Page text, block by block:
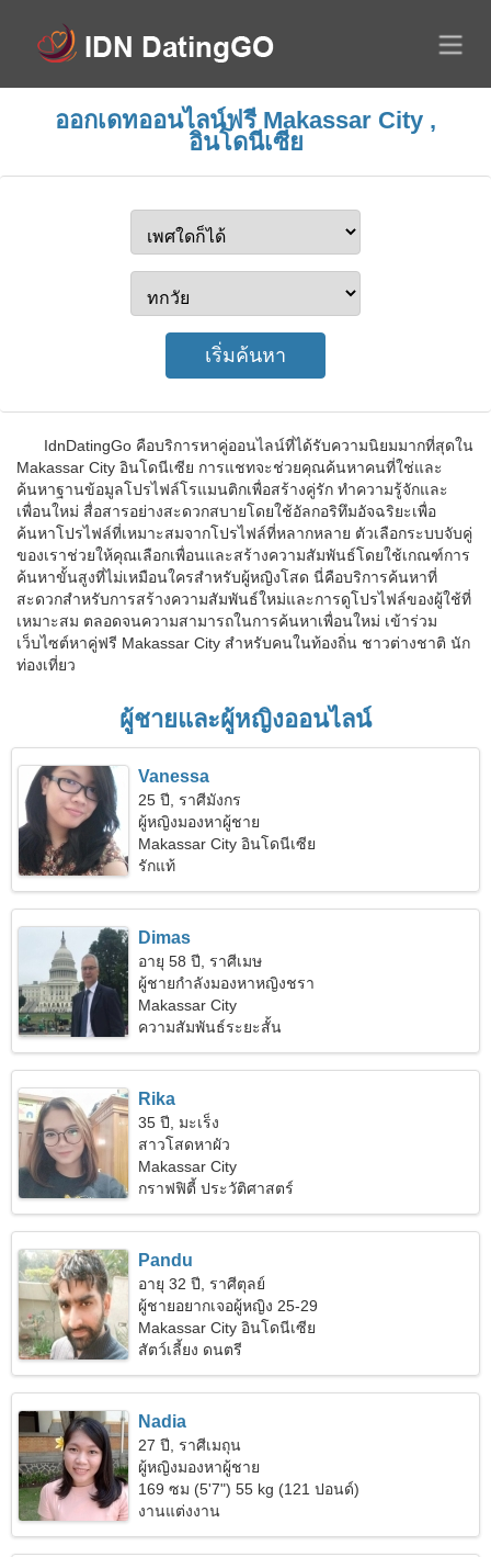
ออกเดทออนไลน์ฟรี Makassar City ,
อินโดนีเซีย
IdnDatingGo คือบริการหาคู่ออนไลน์ที่ได้รับความนิยมมากที่สุดใน
Makassar City อินโดนีเซีย การแชทจะช่วยคุณค้นหาคนที่ใช่และ
ค้นหาฐานข้อมูลโปรไฟล์โรแมนติกเพื่อสร้างคู่รัก ทำความรู้จักและ
เพื่อนใหม่ สื่อสารอย่างสะดวกสบายโดยใช้อัลกอริทึมอัจฉริยะเพื่อ
ค้นหาโปรไฟล์ที่เหมาะสมจากโปรไฟล์ที่หลากหลาย ตัวเลือกระบบจับคู่
ของเราช่วยให้คุณเลือกเพื่อนและสร้างความสัมพันธ์โดยใช้เกณฑ์การ
ค้นหาขั้นสูงที่ไม่เหมือนใครสำหรับผู้หญิงโสด นี่คือบริการค้นหาที่
สะดวกสำหรับการสร้างความสัมพันธ์ใหม่และการดูโปรไฟล์ของผู้ใช้ที่
เหมาะสม ตลอดจนความสามารถในการค้นหาเพื่อนใหม่ เข้าร่วม
เว็บไซต์หาคู่ฟรี Makassar City สำหรับคนในท้องถิ่น ชาวต่างชาติ นัก
ท่องเที่ยว
ผู้ชายและผู้หญิงออนไลน์
Vanessa
25 ปี, ราศีมังกร
ผู้หญิงมองหาผู้ชาย
Makassar City อินโดนีเซีย
รักแท้
Dimas
อายุ 58 ปี, ราศีเมษ
ผู้ชายกำลังมองหาหญิงชรา
Makassar City
ความสัมพันธ์ระยะสั้น
Rika
35 ปี, มะเร็ง
สาวโสดหาผัว
Makassar City
กราฟฟิตี้ ประวัติศาสตร์
Pandu
อายุ 32 ปี, ราศีตุลย์
ผู้ชายอยากเจอผู้หญิง 25-29
Makassar City อินโดนีเซีย
สัตว์เลี้ยง ดนตรี
Nadia
27 ปี, ราศีเมถุน
ผู้หญิงมองหาผู้ชาย
169 ซม (5'7") 55 kg (121 ปอนด์)
งานแต่งงาน